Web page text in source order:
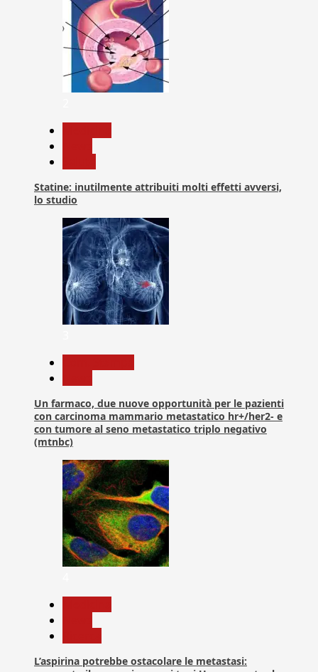
Statine: inutilmente attribuiti molti effetti avversi,
lo studio
Un farmaco, due nuove opportunità per le pazienti
con carcinoma mammario metastatico hr+/her2- e
con tumore al seno metastatico triplo negativo
(mtnbc)
L’aspirina potrebbe ostacolare le metastasi: